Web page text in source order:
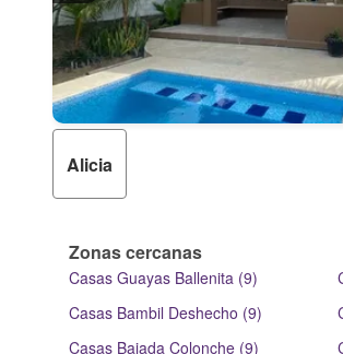
Alicia
Zonas cercanas
Casas Guayas Ballenita (9)
Casas Bambil Deshecho (9)
Casas Bajada Colonche (9)